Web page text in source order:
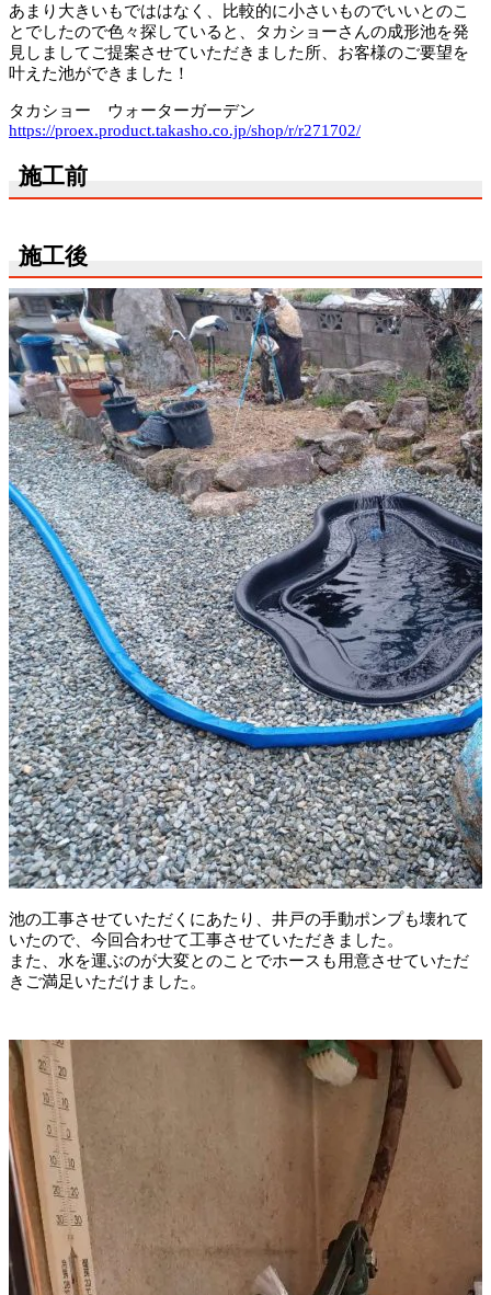
あまり大きいもでははなく、比較的に小さいものでいいとのこ
とでしたので色々探していると、タカショーさんの成形池を発
見しましてご提案させていただきました所、お客様のご要望を
叶えた池ができました！
タカショー ウォーターガーデン
https://proex.product.takasho.co.jp/shop/r/r271702/
施工前
施工後
池の工事させていただくにあたり、井戸の手動ポンプも壊れて
いたので、今回合わせて工事させていただきました。
また、水を運ぶのが大変とのことでホースも用意させていただ
きご満足いただけました。